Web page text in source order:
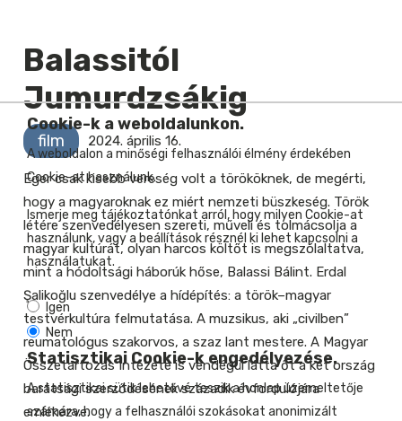
Balassitól
Jumurdzsákig
film 2024. április 16.
Eger csak kisebb vereség volt a törököknek, de megérti,
hogy a magyaroknak ez miért nemzeti büszkeség. Török
létére szenvedélyesen szereti, műveli és tolmácsolja a
magyar kultúrát, olyan harcos költőt is megszólaltatva,
mint a hódoltsági háborúk hőse, Balassi Bálint. Erdal
Şalikoğlu szenvedélye a hídépítés: a török–magyar
testvérkultúra felmutatása. A muzsikus, aki „civilben”
reumatológus szakorvos, a szaz lant mestere. A Magyar
Összetartozás Intézete is vendégül látta őt a két ország
barátsági szerződésének századik évfordulójára
emlékezve.
Cookie-k a weboldalunkon.
A weboldalon a minőségi felhasználói élmény érdekében
Cookie-at használunk.
Ismerje meg tájékoztatónkat arról, hogy milyen Cookie-at
használunk, vagy a beállítások résznél ki lehet kapcsolni a
használatukat.
Igen
Nem
Statisztikai Cookie-k engedélyezése.
A statisztikai sütik lehetővé teszik a honlap üzemeltetője
számára, hogy a felhasználói szokásokat anonimizált